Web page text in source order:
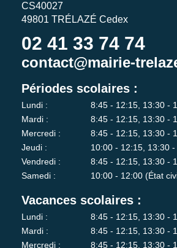
CS40027
49801 TRÉLAZÉ Cedex
02 41 33 74 74
contact@mairie-
Périodes scolaires :
Lundi :
8:45 - 12:15, 13:30 -
Mardi :
8:45 - 12:15, 13:30 -
Mercredi :
8:45 - 12:15, 13:30 -
Jeudi :
10:00 - 12:15, 13:30
Vendredi :
8:45 - 12:15, 13:30 -
Samedi :
10:00 - 12:00 (État
Vacances scolaires :
Lundi :
8:45 - 12:15, 13:30 -
Mardi :
8:45 - 12:15, 13:30 -
Mercredi :
8:45 - 12:15, 13:30 -